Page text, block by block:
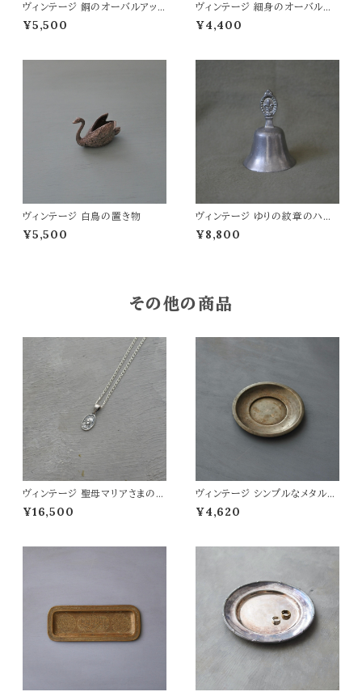
ヴィンテージ 銅のオーバルアッ
シュトレイ
¥5,500
ヴィンテージ 細身のオーバルプ
レート
¥4,400
ヴィンテージ 白鳥の置き物
¥5,500
ヴィンテージ ゆりの紋章のハン
ドベル
¥8,800
その他の商品
ヴィンテージ 聖母マリアさまのメ
ダイ
¥16,500
ヴィンテージ シンプルなメタルト
レイ
¥4,620